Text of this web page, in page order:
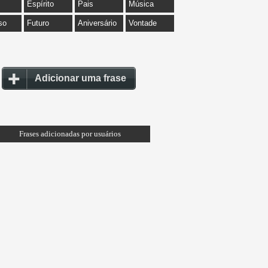
Espírito Pais Música
Futuro Aniversário Vontade
Adicionar uma frase
Frases adicionadas por usuários